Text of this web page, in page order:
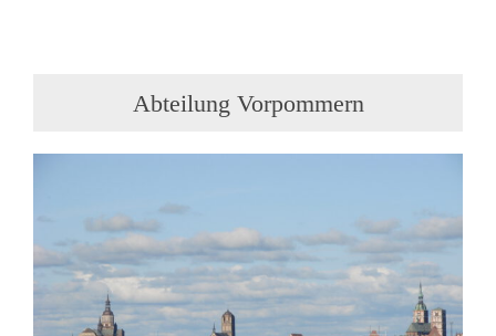
Abteilung Vorpommern